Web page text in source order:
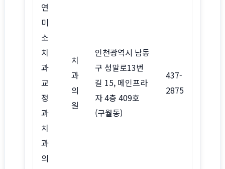
연
미
소
치
과
교
정
과
치
과
의
치
과
의
원
인천광역시 남동
구 성말로13번
길 15, 메인프라
자 4층 409호
(구월동)
437-
2875